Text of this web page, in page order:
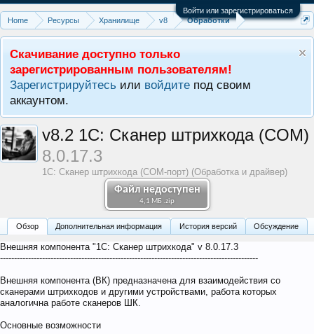
Войти или зарегистрироваться
Home
Ресурсы Хранилище v8 Обработки
Скачивание доступно только
зарегистрированным пользователям!
Зарегистрируйтесь или войдите под своим
аккаунтом.
Файл недоступен
4,1 МБ .zip
v8.2 1С: Сканер штрихкода (COM)
8.0.17.3
1С: Сканер штрихкода (COM-порт) (Обработка и драйвер)
Обзoр Дополнительная информация История версий Обсуждение
Внешняя компонента "1С: Сканер штрихкода" v 8.0.17.3
--------------------------------------------------------------------------------------------
Внешняя компонента (ВК) предназначена для взаимодействия со
сканерами штрихкодов и другими устройствами, работа которых
аналогична работе сканеров ШК.
Основные возможности